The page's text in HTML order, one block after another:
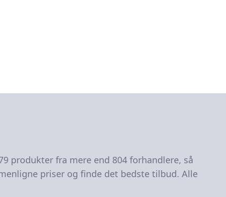
produkter fra mere end 804 forhandlere, så
priser og finde det bedste tilbud. Alle